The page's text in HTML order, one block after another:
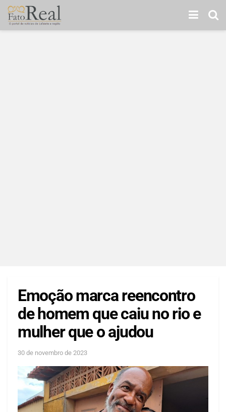
Emoção marca reencontro
de homem que caiu no rio e
mulher que o ajudou
30 de novembro de 2023